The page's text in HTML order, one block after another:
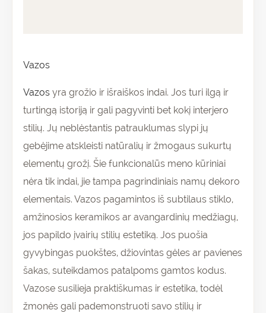
Vazos
Vazos yra grožio ir išraiškos indai. Jos turi ilgą ir
turtingą istoriją ir gali pagyvinti bet kokį interjero
stilių. Jų neblėstantis patrauklumas slypi jų
gebėjime atskleisti natūralių ir žmogaus sukurtų
elementų grožį. Šie funkcionalūs meno kūriniai
nėra tik indai, jie tampa pagrindiniais namų dekoro
elementais. Vazos pagamintos iš subtilaus stiklo,
amžinosios keramikos ar avangardinių medžiagų,
jos papildo įvairių stilių estetiką. Jos puošia
gyvybingas puokštes, džiovintas gėles ar pavienes
šakas, suteikdamos patalpoms gamtos kodus.
Vazose susilieja praktiškumas ir estetika, todėl
žmonės gali pademonstruoti savo stilių ir